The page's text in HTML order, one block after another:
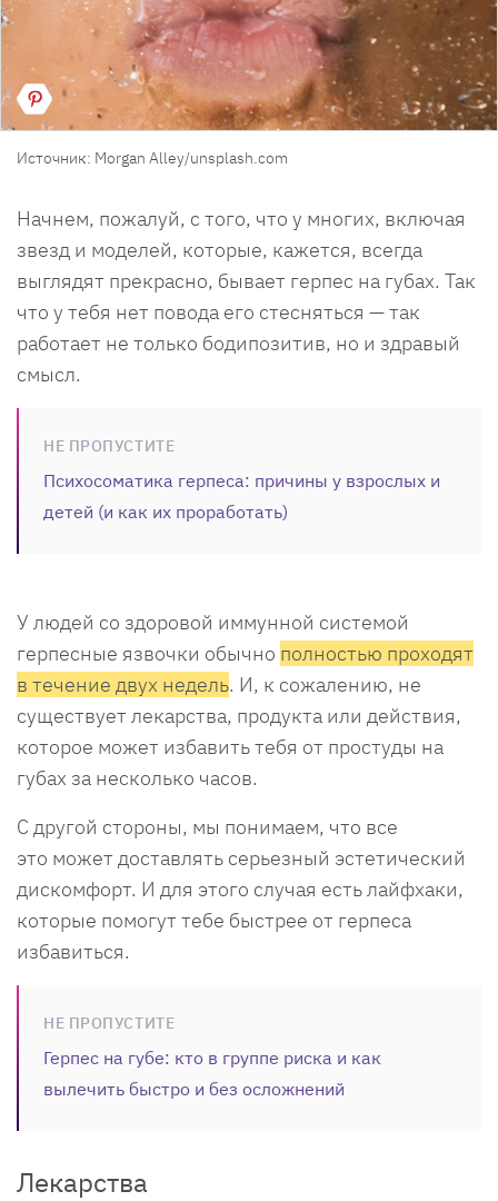
Источник: Morgan Alley/unsplash.com
Начнем, пожалуй, с того, что у многих, включая
звезд и моделей, которые, кажется, всегда
выглядят прекрасно, бывает герпес на губах. Так
что у тебя нет повода его стесняться — так
работает не только бодипозитив, но и здравый
смысл.
НЕ ПРОПУСТИТЕ
Психосоматика герпеса: причины у взрослых и
детей (и как их проработать)
У людей со здоровой иммунной системой
герпесные язвочки обычно полностью проходят
в течение двух недель. И, к сожалению, не
существует лекарства, продукта или действия,
которое может избавить тебя от простуды на
губах за несколько часов.
С другой стороны, мы понимаем, что все
это может доставлять серьезный эстетический
дискомфорт. И для этого случая есть лайфхаки,
которые помогут тебе быстрее от герпеса
избавиться.
НЕ ПРОПУСТИТЕ
Герпес на губе: кто в группе риска и как
вылечить быстро и без осложнений
Лекарства